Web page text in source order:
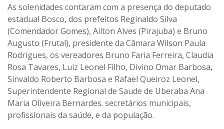
As solenidades contaram com a presença do deputado
estadual Bosco, dos prefeitos Reginaldo Silva
(Comendador Gomes), Ailton Alves (Pirajuba) e Bruno
Augusto (Frutal), presidente da Câmara Wilson Paula
Rodrigues, os vereadores Bruno Faria Ferreira, Claudia
Rosa Tavares, Luiz Leonel Filho, Divino Omar Barbosa,
Sinvaldo Roberto Barbosa e Rafael Queiroz Leonel,
Superintendente Regional de Saude de Uberaba Ana
Maria Oliveira Bernardes. secretários municipais,
profissionais da saúde, e da população.